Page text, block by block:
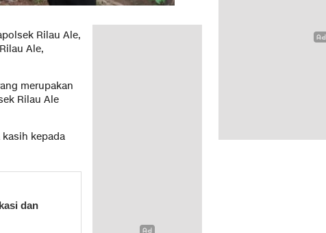
Rilau Ale,
Ale,
merupakan
Rilau Ale
kepada
dan